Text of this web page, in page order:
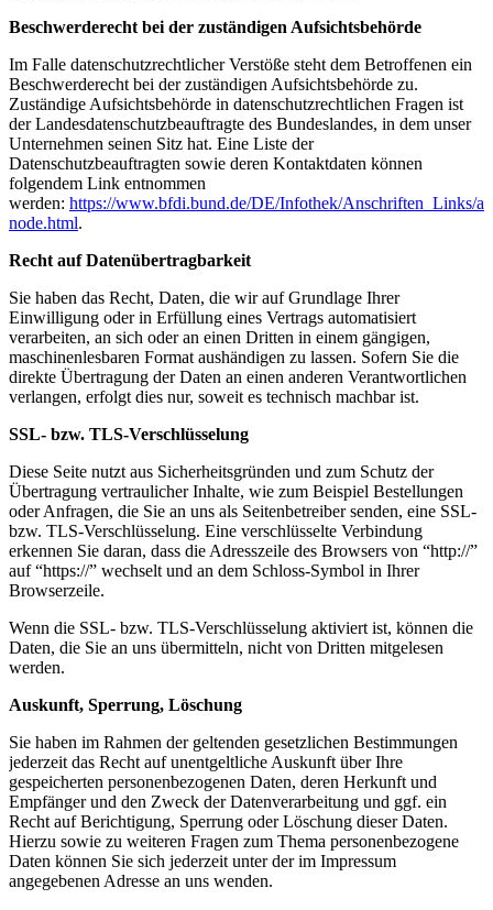
Beschwerderecht bei der zuständigen Aufsichtsbehörde
Im Falle datenschutzrechtlicher Verstöße steht dem Betroffenen ein
Beschwerderecht bei der zuständigen Aufsichtsbehörde zu.
Zuständige Aufsichtsbehörde in datenschutzrechtlichen Fragen ist
der Landesdatenschutzbeauftragte des Bundeslandes, in dem unser
Unternehmen seinen Sitz hat. Eine Liste der
Datenschutzbeauftragten sowie deren Kontaktdaten können
folgendem Link entnommen
werden: https://www.bfdi.bund.de/DE/Infothek/Anschriften_Links/
node.html.
Recht auf Datenübertragbarkeit
Sie haben das Recht, Daten, die wir auf Grundlage Ihrer
Einwilligung oder in Erfüllung eines Vertrags automatisiert
verarbeiten, an sich oder an einen Dritten in einem gängigen,
maschinenlesbaren Format aushändigen zu lassen. Sofern Sie die
direkte Übertragung der Daten an einen anderen Verantwortlichen
verlangen, erfolgt dies nur, soweit es technisch machbar ist.
SSL- bzw. TLS-Verschlüsselung
Diese Seite nutzt aus Sicherheitsgründen und zum Schutz der
Übertragung vertraulicher Inhalte, wie zum Beispiel Bestellungen
oder Anfragen, die Sie an uns als Seitenbetreiber senden, eine SSL-
bzw. TLS-Verschlüsselung. Eine verschlüsselte Verbindung
erkennen Sie daran, dass die Adresszeile des Browsers von “http://”
auf “https://” wechselt und an dem Schloss-Symbol in Ihrer
Browserzeile.
Wenn die SSL- bzw. TLS-Verschlüsselung aktiviert ist, können die
Daten, die Sie an uns übermitteln, nicht von Dritten mitgelesen
werden.
Auskunft, Sperrung, Löschung
Sie haben im Rahmen der geltenden gesetzlichen Bestimmungen
jederzeit das Recht auf unentgeltliche Auskunft über Ihre
gespeicherten personenbezogenen Daten, deren Herkunft und
Empfänger und den Zweck der Datenverarbeitung und ggf. ein
Recht auf Berichtigung, Sperrung oder Löschung dieser Daten.
Hierzu sowie zu weiteren Fragen zum Thema personenbezogene
Daten können Sie sich jederzeit unter der im Impressum
angegebenen Adresse an uns wenden.